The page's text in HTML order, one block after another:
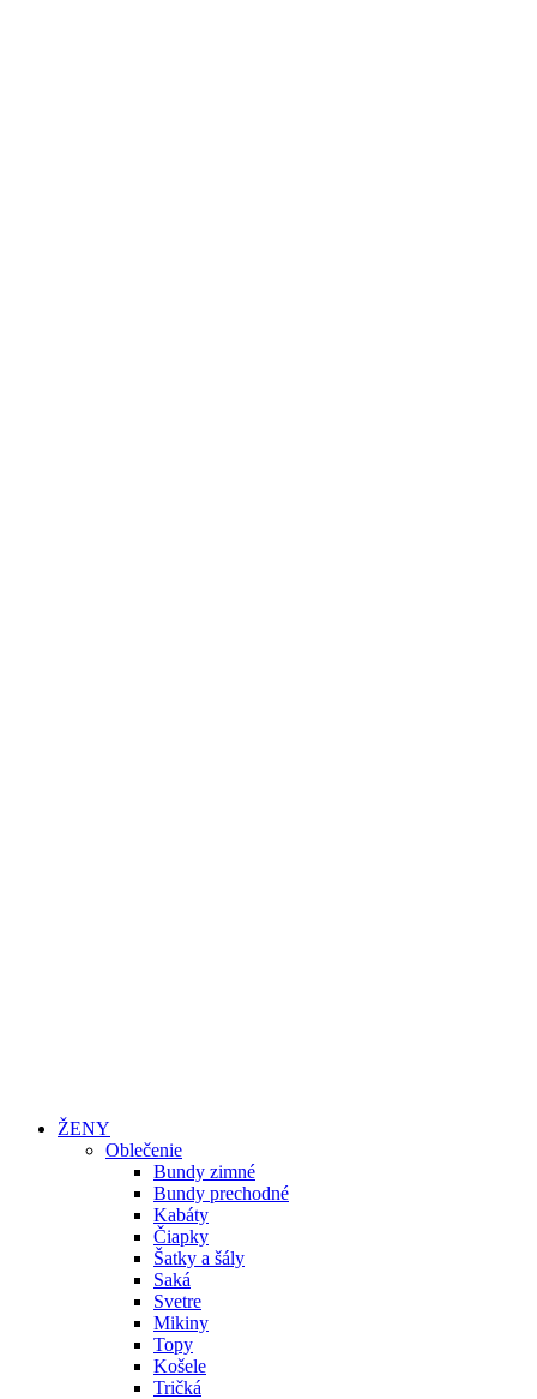
ŽENY
Oblečenie
Bundy zimné
Bundy prechodné
Kabáty
Čiapky
Šatky a šály
Saká
Svetre
Mikiny
Topy
Košele
Tričká